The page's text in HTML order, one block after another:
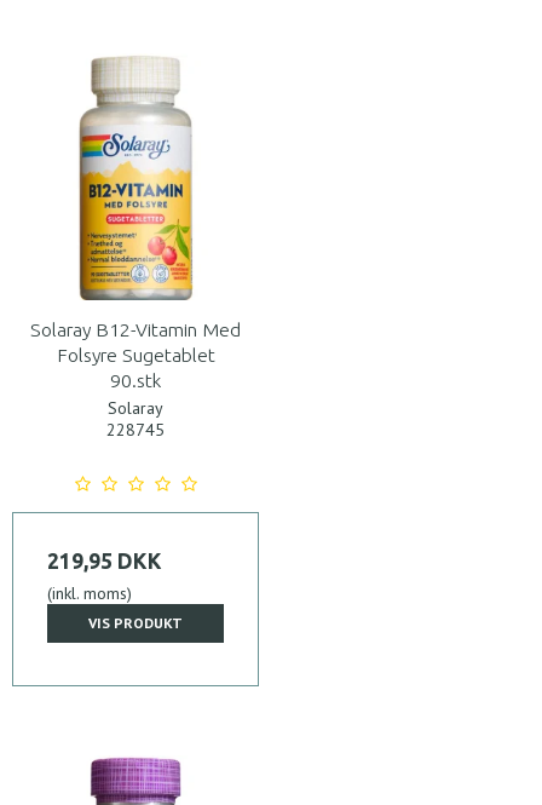
Solaray B12-Vitamin Med
Folsyre Sugetablet
90.stk
Solaray
228745
219,95 DKK
(inkl. moms)
VIS PRODUKT